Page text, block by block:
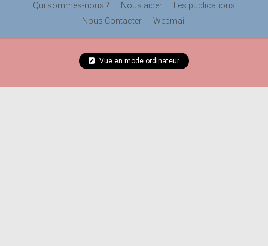
Qui sommes-nous ? Nous aider
Les publications
Nous Contacter
Webmail
Vue en mode ordinateur